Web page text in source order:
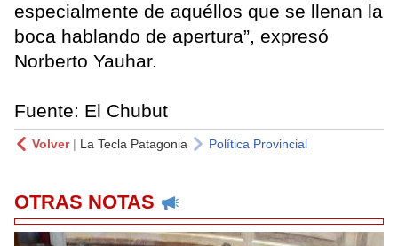
especialmente de aquéllos que se llenan la
boca hablando de apertura”, expresó
Norberto Yauhar.
Fuente: El Chubut
Volver| La Tecla Patagonia Política Provincial
OTRAS NOTAS